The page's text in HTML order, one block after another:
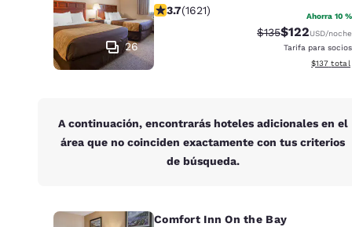
26
calificación de 3.69 estrellas. Bueno.
3.7(1621) Ahorra 10 %
Precio tachado:
$135Precio con
$122USD/noche
Tarifa para socios
Ver
$137 total
A continuación, encontrarás hoteles adicionales en el
área que no coinciden exactamente con tus criterios
de búsqueda.
Comfort Inn On the Bay